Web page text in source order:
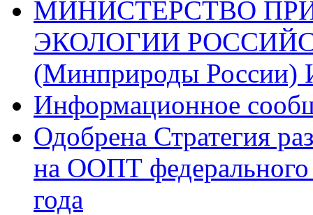
МИНИСТЕРСТВО
ЭКОЛОГИИ
(Минприроды России)
Информационное
Одобрена Стратегия
на ООПТ федерального
года